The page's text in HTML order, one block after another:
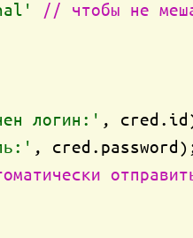
// чтобы не
логин:' , cred. id
, cred. password